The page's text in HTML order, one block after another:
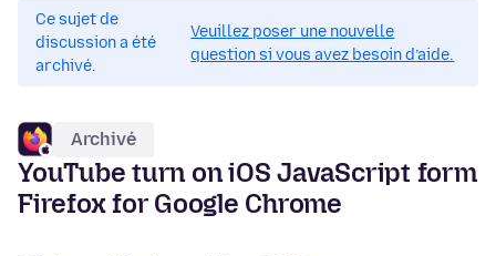
Ce sujet de
discussion a été
archivé.
Veuillez poser une nouvelle
question si vous avez besoin d’aide.
Archivé
YouTube turn on iOS JavaScript form
Firefox for Google Chrome